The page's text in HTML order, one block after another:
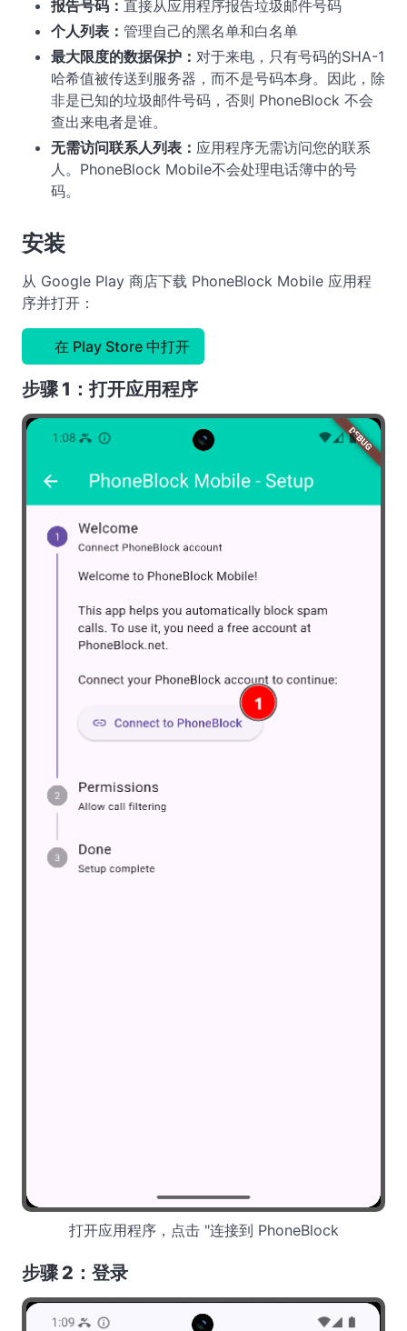
报告号码： 直接从应用程序报告垃圾邮件号码
个人列表： 管理自己的黑名单和白名单
最大限度的数据保护： 对于来电，只有号码的SHA-1
哈希值被传送到服务器，而不是号码本身。因此，除
非是已知的垃圾邮件号码，否则 PhoneBlock 不会
查出来电者是谁。
无需访问联系人列表： 应用程序无需访问您的联系
人。PhoneBlock Mobile不会处理电话簿中的号
码。
安装
从 Google Play 商店下载 PhoneBlock Mobile 应用程
序并打开：
在 Play Store 中打开
步骤 1：打开应用程序
打开应用程序，点击 "连接到 PhoneBlock
步骤 2：登录